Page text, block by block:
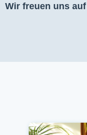
Wir freuen uns